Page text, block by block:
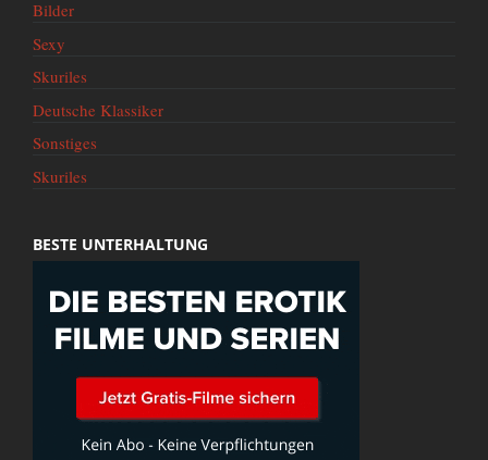
Bilder
Sexy
Skuriles
Deutsche Klassiker
Sonstiges
Skuriles
BESTE UNTERHALTUNG